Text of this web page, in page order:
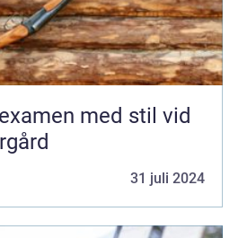
med stil vid
31 juli 2024